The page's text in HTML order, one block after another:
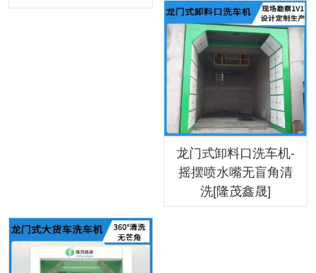
龙门式卸料口洗车机-
摇摆喷水嘴无盲角清
洗[隆茂鑫晟]